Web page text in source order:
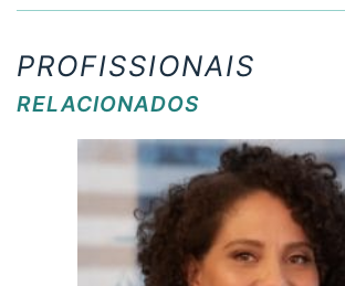
PROFISSIONAIS
RELACIONADOS